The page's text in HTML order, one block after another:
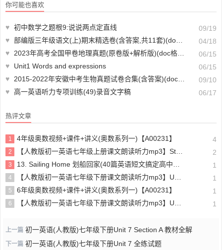
你可能也喜欢
♥ 初中数学之题根9:说说两点定直线
09/19
♥ 部编版三年级语文(上)期末精选卷(含答案,共11套)(doc格式下载)【A02038】
04/18
♥
2023年高考全国甲卷地理真题(原卷版+解析版)(doc格式下载)【A01494】
06/15
♥
Unit1 Words and expressions
06/15
♥
2015-2022年安徽中考生物真题试卷合集(含答案)(doc格式下载)【A00928】
09/10
♥ 高一英语听力专项训练(49)录音文字稿 06/17
热评文章
1 4年级奥数视频+课件+讲义(奥数系列一)【A00231】 4
2 【人教版初一英语七年级上册课文朗读听力mp3】Starter unit 1 Good morning! 2
3 13. Sailing Home 划船回家(40篇英语短文搞定高中高考3500个单词) 1
4 【人教版初一英语七年级下册课文朗读听力mp3】Unit 4 1
5 6年级奥数视频+课件+讲义(奥数系列一)【A00231】 1
6 【人教版初一英语七年级下册课文朗读听力mp3】Unit 6 1
上一篇 初一英语(人教版)七年级下册Unit 7 Section A 教材全解
下一篇 初一英语(人教版)七年级下册Unit 7 全练试题